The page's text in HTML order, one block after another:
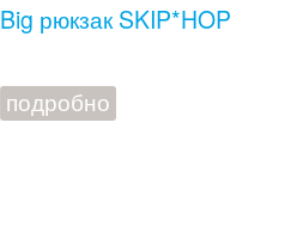
Big рюкзак SKIP*HOP
подробно